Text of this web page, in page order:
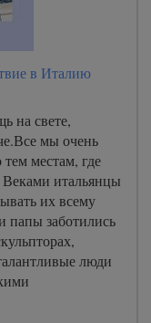
в Италию
на свете,
мы очень
местам, где
итальянцы
их всему
папы заботились
люди